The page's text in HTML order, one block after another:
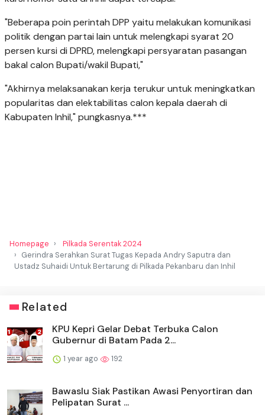
"Beberapa poin perintah DPP yaitu melakukan komunikasi
politik dengan partai lain untuk melengkapi syarat 20
persen kursi di DPRD, melengkapi persyaratan pasangan
bakal calon Bupati/wakil Bupati,"
"Akhirnya melaksanakan kerja terukur untuk meningkatkan
popularitas dan elektabilitas calon kepala daerah di
Kabupaten Inhil," pungkasnya.***
Homepage
Pilkada Serentak 2024
Gerindra Serahkan Surat Tugas Kepada Andry Saputra dan
Ustadz Suhaidi Untuk Bertarung di Pilkada Pekanbaru dan Inhil
Related
KPU Kepri Gelar Debat Terbuka Calon
Gubernur di Batam Pada 2...
1 year ago 192
Bawaslu Siak Pastikan Awasi Penyortiran dan
Pelipatan Surat ...